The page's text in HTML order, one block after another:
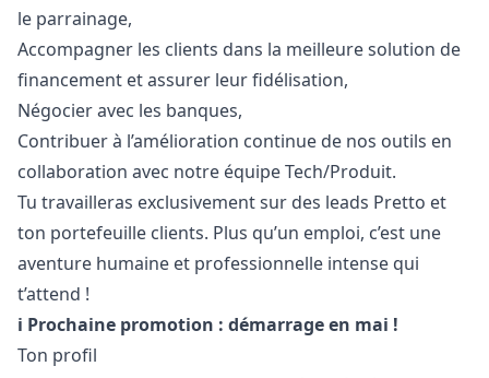
le parrainage,
Accompagner les clients dans la meilleure solution de
financement et assurer leur fidélisation,
Négocier avec les banques,
Contribuer à l’amélioration continue de nos outils en
collaboration avec notre équipe Tech/Produit.
Tu travailleras exclusivement sur des leads Pretto et
ton portefeuille clients. Plus qu’un emploi, c’est une
aventure humaine et professionnelle intense qui
t’attend !
ℹ️ Prochaine promotion : démarrage en mai !
Ton profil